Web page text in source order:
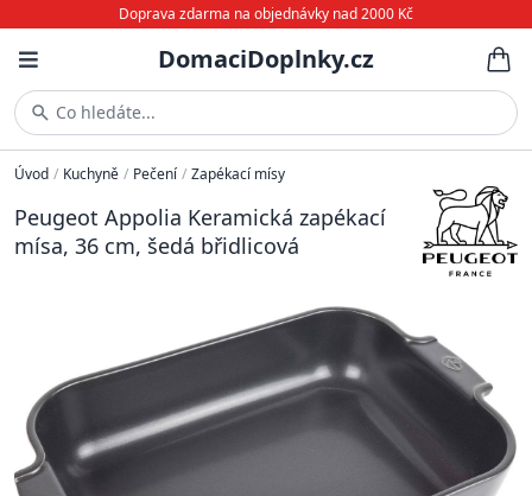
Doprava zdarma na objednávky nad 2000 Kč
DomaciDoplnky.cz
Co hledáte...
Úvod / Kuchyně / Pečení / Zapékací mísy
Peugeot Appolia Keramická zapékací
mísa, 36 cm, šedá břidlicová